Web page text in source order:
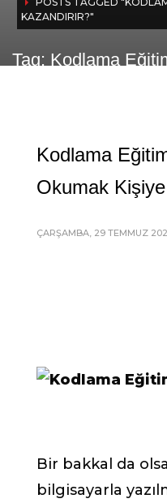
KAZANDIRIR?"
Tag: Kodlama
Kodlama
Okumak
ÇARŞAMBA, 29 TEMMUZ
Bir bakkal da
bilgisayarla